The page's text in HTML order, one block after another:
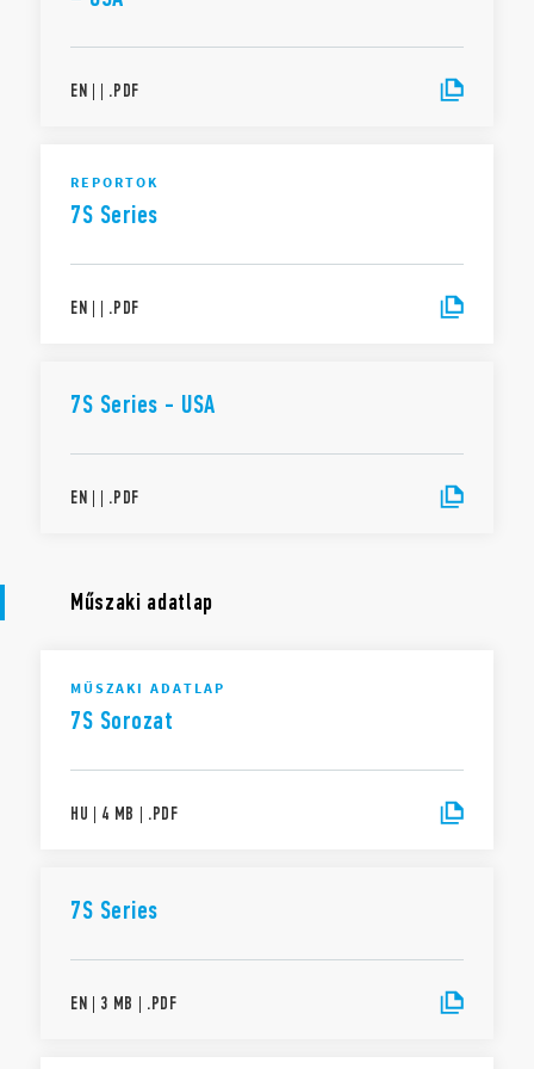
EN | | .PDF
REPORTOK
7S Series
EN | | .PDF
7S Series - USA
EN | | .PDF
Műszaki adatlap
MŰSZAKI ADATLAP
7S Sorozat
HU | 4 MB | .PDF
7S Series
EN | 3 MB | .PDF